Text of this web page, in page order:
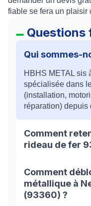
fiable se fera un plaisir
Questions
Qui sommes-
HBHS METAL sis
spécialisée dans
(installation,
réparation) depuis
Comment
rideau de fer
On commence
coffre pour
rideau en métal.
l’axe associé.
Comment
métallique à
(93360) ?